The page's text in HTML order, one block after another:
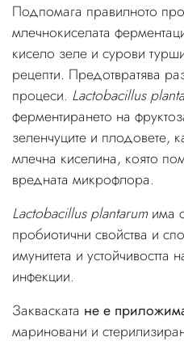
Подпомага правилното
млечнокиселата
кисело зеле и сурови
рецепти. Предотвратява
процеси. Lactobacillus
ферментирането на
зеленчуците и плодовете,
млечна киселина, която
вредната микрофлора.
Lactobacillus plantarumима
пробиотични свойства и
имунитета и
инфекции.
Закваската не е
мариновани и